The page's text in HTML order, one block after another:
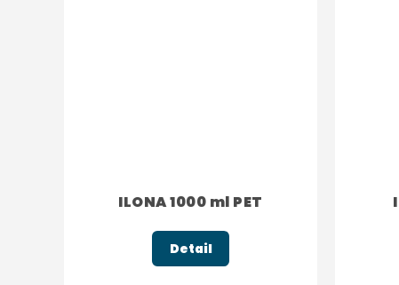
ILONA 1000 ml PET
Detail